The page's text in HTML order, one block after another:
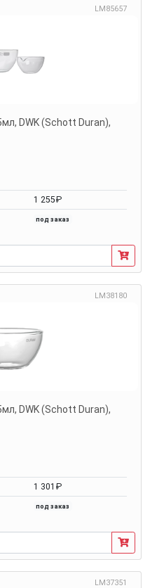
LM85657
DWK (Schott Duran),
1 255₽
под заказ
LM38180
DWK (Schott Duran),
1 301₽
под заказ
LM37351